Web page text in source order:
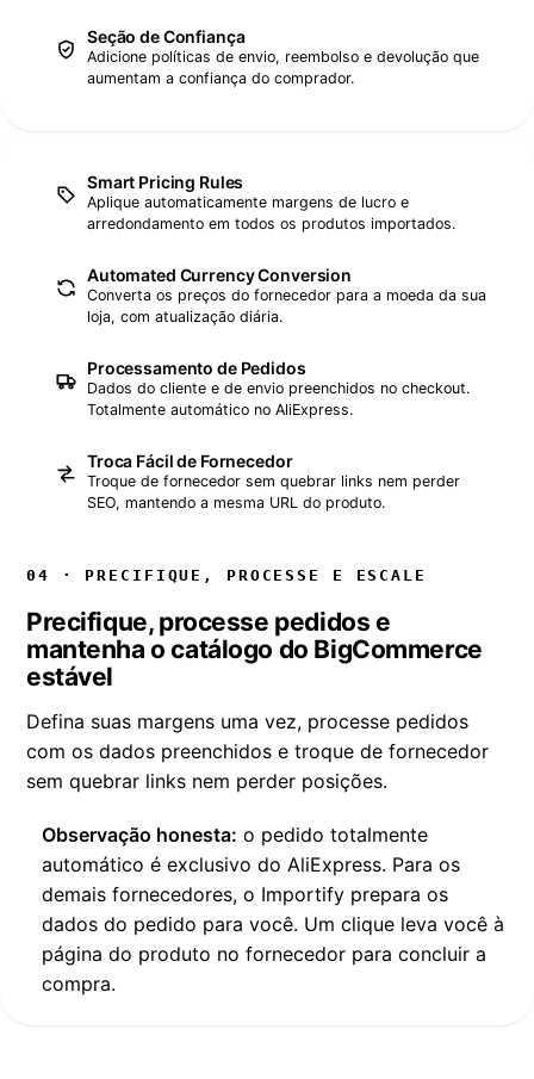
Seção de Confiança
Adicione políticas de envio, reembolso e devolução que
aumentam a confiança do comprador.
04 · PRECIFIQUE, PROCESSE E ESCALE
Precifique, processe pedidos e
mantenha o catálogo do BigCommerce
estável
Defina suas margens uma vez, processe pedidos
com os dados preenchidos e troque de fornecedor
sem quebrar links nem perder posições.
Observação honesta: o pedido totalmente
automático é exclusivo do AliExpress. Para os
demais fornecedores, o Importify prepara os
dados do pedido para você. Um clique leva você à
página do produto no fornecedor para concluir a
compra.
Smart Pricing Rules
Aplique automaticamente margens de lucro e
arredondamento em todos os produtos importados.
Automated Currency Conversion
Converta os preços do fornecedor para a moeda da sua
loja, com atualização diária.
Processamento de Pedidos
Dados do cliente e de envio preenchidos no checkout.
Totalmente automático no AliExpress.
Troca Fácil de Fornecedor
Troque de fornecedor sem quebrar links nem perder
SEO, mantendo a mesma URL do produto.